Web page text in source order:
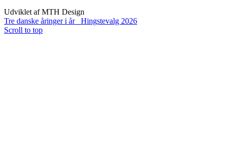
Udviklet af MTH Design
Tre danske åringer i år
Hingstevalg 2026
Scroll to top